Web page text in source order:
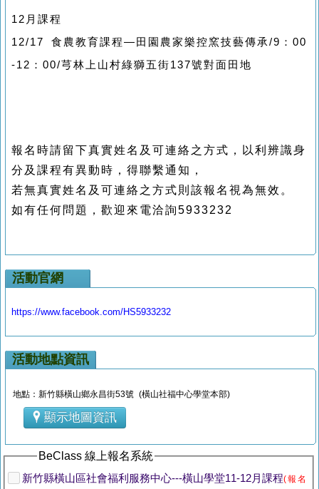
12 月課程
12/17 食農教育課程—田園農家樂控窯技藝傳承/9 ： 00
-12 ： 00/芎林上山村綠獅五街137號對面田地
報名時請留下真實姓名及可連絡之方式，以利辨識身
分及課程有異動時，得聯繫通知，
若無真實姓名及可連絡之方式則該報名視為無效。
如有任何問題，歡迎來電洽詢5933232
活動官網
https://www.facebook.com/HS5933232
活動地點資訊
地點：新竹縣橫山鄉永昌街53號 (橫山社福中心學堂本部)
顯示地圖資訊
BeClass 線上報名系統
新竹縣橫山區社會福利服務中心---橫山學堂11-12月課程(報名